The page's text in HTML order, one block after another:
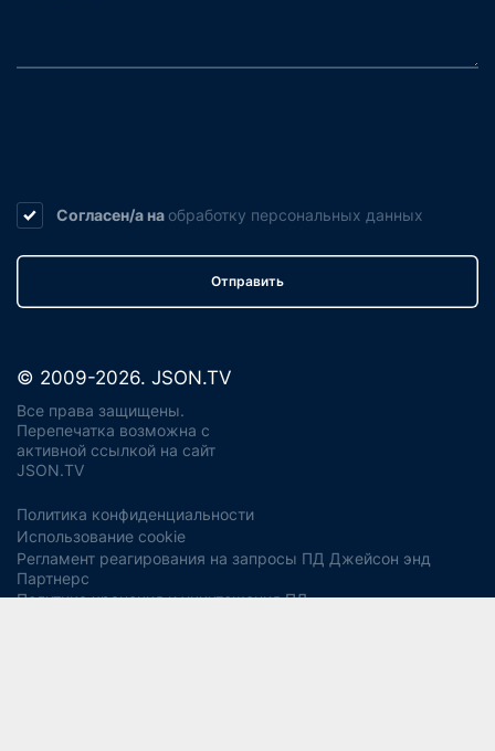
Согласен/а на обработку персональных данных
Отправить
© 2009-2026. JSON.TV
Все права защищены.
Перепечатка возможна с
активной ссылкой на сайт
JSON.TV
Политика конфиденциальности
Использование cookie
Регламент реагирования на запросы ПД Джейсон энд
Партнерс
Политика хранения и уничтожения ПД